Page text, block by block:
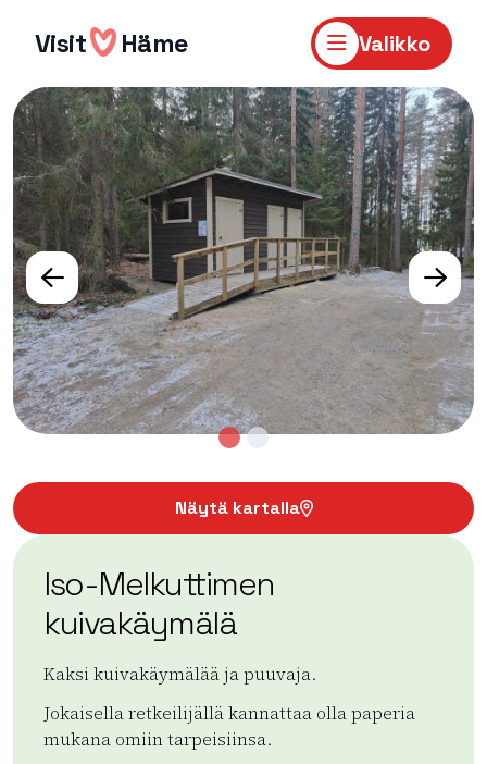
sisältöön
Visit Häme Valikko
Näytä kartalla
Iso-Melkuttimen
kuivakäymälä
Kaksi kuivakäymälää ja puuvaja.
Jokaisella retkeilijällä kannattaa olla paperia
mukana omiin tarpeisiinsa.